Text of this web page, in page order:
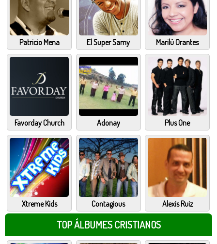
Patricio Mena El Super Samy Marilú Orantes
Favorday Church Adonay Plus One
Xtreme Kids Contagious Alexis Ruiz
TOP ÁLBUMES CRISTIANOS